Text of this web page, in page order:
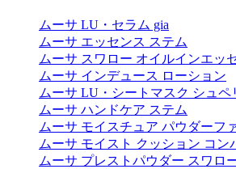
ムーサ LU・セラム gia
ムーサ エッセンス ステム
ムーサ スワロー オイルインエッ
ムーサ インデュース ローション
ムーサ LU・シートマスク シュペ
ムーサ ハンドケア ステム
ムーサ モイスチュア パウダーフ
ムーサ モイスト クッション コン
ムーサ プレストパウダー スワロ